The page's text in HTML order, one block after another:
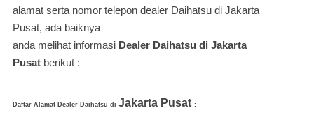
alamat serta nomor telepon dealer Daihatsu di Jakarta
Pusat, ada baiknya
anda melihat informasi Dealer Daihatsu di Jakarta
Pusat berikut :
Daftar Alamat Dealer Daihatsu di Jakarta Pusat :